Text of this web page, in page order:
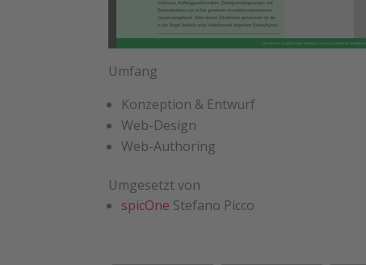
Umfang
Konzeption & Entwurf
Web-Design
Web-Authoring
Umgesetzt von
spicOne Stefano Picco